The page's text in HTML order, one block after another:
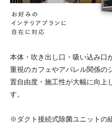
本体・吹き出し口・吸い込み口
重視のカフェやアパレル関係の
置自由度・施工性が大幅に向上
す。
※ダクト接続式除菌ユニットの